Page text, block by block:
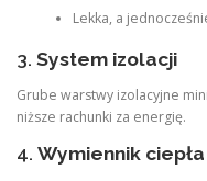
Lekka, a
3. System izolacji
Grube warstwy izolacyjne
niższe rachunki za energię.
4. Wymiennik ciepła